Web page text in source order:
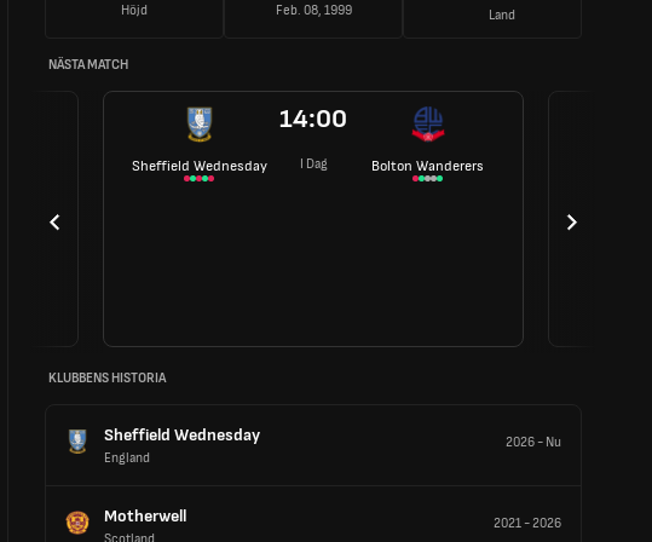
Höjd Feb. 08, 1999 Land
NÄSTA MATCH
Sheffield Wednesday
14:00
I Dag Bolton Wanderers
KLUBBENS HISTORIA
Sheffield Wednesday
England
2026- Nu
Motherwell
Scotland
2021-2026